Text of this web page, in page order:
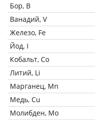
Бор, B
Ванадий, V
Железо, Fe
Йод, I
Кобальт, Co
Литий, Li
Марганец, Mn
Медь, Cu
Молибден, Mo